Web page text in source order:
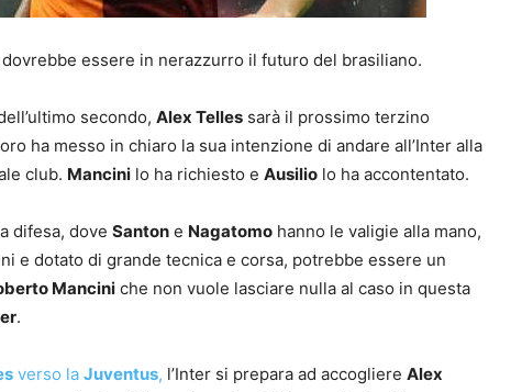
essere in nerazzurro il futuro del brasiliano.
secondo, Alex Telles sarà il prossimo terzino
ha messo in chiaro la sua intenzione di andare all’Inter alla
club. Mancini lo ha richiesto e Ausilio lo ha accontentato.
difesa, dove Santon e Nagatomo hanno le valigie alla mano,
e dotato di grande tecnica e corsa, potrebbe essere un
Mancini che non vuole lasciare nulla al caso in questa
.
verso la Juventus, l’Inter si prepara ad accogliere Alex